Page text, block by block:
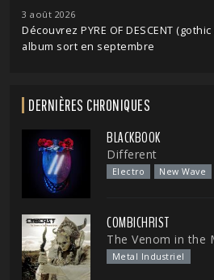
3 août 2026
Découvrez PYRE OF DESCENT
album sort en septembre
DERNIÈRES CHRONIQUES
BLACKBOOK
Different
Electro New Wave
COMBICHRIST
The Venom in the
Metal Industriel